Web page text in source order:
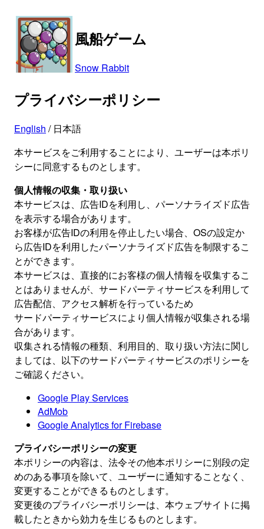
風船ゲーム
Snow Rabbit
プライバシーポリシー
English / 日本語
本サービスをご利用することにより、ユーザーは本ポリ
シーに同意するものとします。
個人情報の収集・取り扱い
本サービスは、広告IDを利用し、パーソナライズド広告
を表示する場合があります。
お客様が広告IDの利用を停止したい場合、OSの設定か
ら広告IDを利用したパーソナライズド広告を制限するこ
とができます。
本サービスは、直接的にお客様の個人情報を収集するこ
とはありませんが、サードパーティサービスを利用して
広告配信、アクセス解析を行っているため
サードパーティサービスにより個人情報が収集される場
合があります。
収集される情報の種類、利用目的、取り扱い方法に関し
ましては、以下のサードパーティサービスのポリシーを
ご確認ください。
Google Play Services
AdMob
Google Analytics for Firebase
プライバシーポリシーの変更
本ポリシーの内容は、法令その他本ポリシーに別段の定
めのある事項を除いて、ユーザーに通知することなく、
変更することができるものとします。
変更後のプライバシーポリシーは、本ウェブサイトに掲
載したときから効力を生じるものとします。